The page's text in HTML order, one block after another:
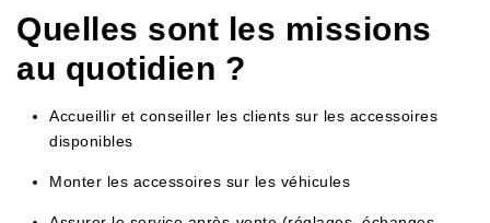
Quelles sont les missions
au quotidien ?
Accueillir et conseiller les clients sur les accessoires
disponibles
Monter les accessoires sur les véhicules